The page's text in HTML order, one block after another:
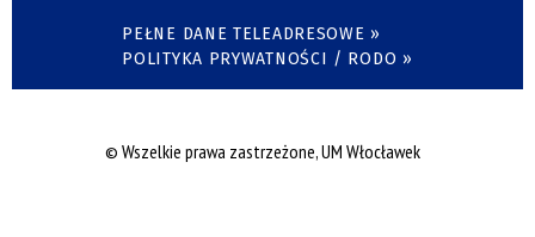
PEŁNE DANE TELEADRESOWE »
POLITYKA PRYWATNOŚCI / RODO »
© Wszelkie prawa zastrzeżone, UM Włocławek